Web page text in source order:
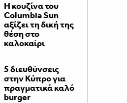
Η κουζίνα του
Columbia Sun
αξίζει τη δική της
θέση στο
καλοκαίρι
5 διευθύνσεις
στην Κύπρο για
πραγματικά καλό
burger